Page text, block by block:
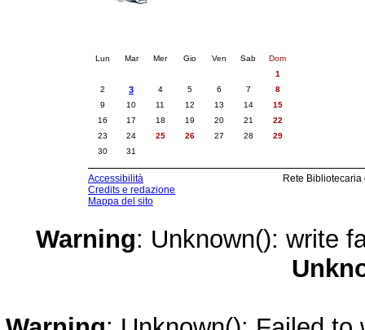
Lun Mar Mer Gio Ven Sab
Dom
1
2
3 4 5 6 7
8
9
10 11 12 13 14
15
16
17 18 19 20 21
22
23
24 25 26 27 28
29
30
31
Accessibilità
Credits e redazione
Mappa del sito
Rete
Warning: Unknown(): write